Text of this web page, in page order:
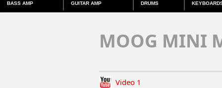
BASS AMP GUITAR AMP DRUMS
MOOG MINI
Video 1